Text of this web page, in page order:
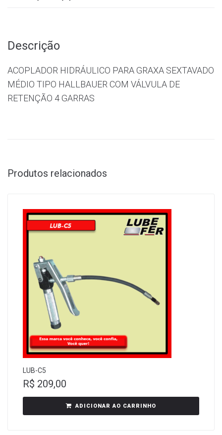
Descrição
ACOPLADOR HIDRÁULICO PARA GRAXA SEXTAVADO
MÉDIO TIPO HALLBAUER COM VÁLVULA DE
RETENÇÃO 4 GARRAS
Produtos relacionados
LUB-C5
R$ 209,00
ADICIONAR AO CARRINHO